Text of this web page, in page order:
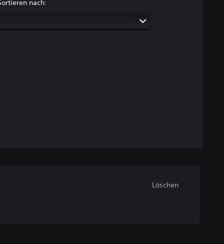
nach:
Löschen